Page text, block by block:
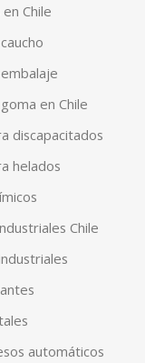
Chile
en Chile
discapacitados
helados
Chile
automáticos